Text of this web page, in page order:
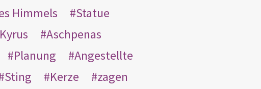
Himmels
Statue
Kyrus
Aschpenas
Planung
Angestellte
Sting Kerze
zagen